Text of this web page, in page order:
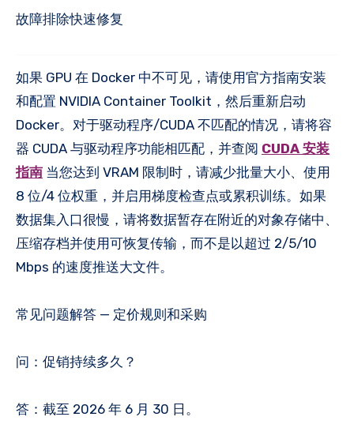
故障排除快速修复
如果 GPU 在 Docker 中不可见，请使用官方指南安装
和配置 NVIDIA Container Toolkit，然后重新启动
Docker。对于驱动程序/CUDA 不匹配的情况，请将容
器 CUDA 与驱动程序功能相匹配，并查阅 CUDA 安装
指南 当您达到 VRAM 限制时，请减少批量大小、使用
8 位/4 位权重，并启用梯度检查点或累积训练。如果
数据集入口很慢，请将数据暂存在附近的对象存储中、
压缩存档并使用可恢复传输，而不是以超过 2/5/10
Mbps 的速度推送大文件。
常见问题解答 — 定价规则和采购
问：促销持续多久？
答：截至 2026 年 6 月 30 日。